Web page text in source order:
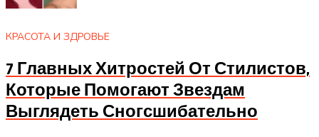
КРАСОТА И ЗДРОВЬЕ
7 Главных Хитростей От Стилистов,
Которые Помогают Звездам
Выглядеть Сногсшибательно